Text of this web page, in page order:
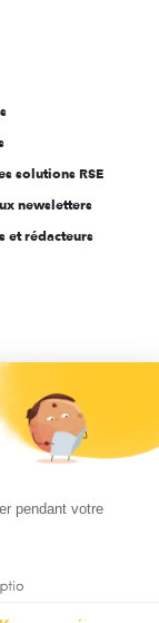
solutions RSE
newsletters
et rédacteurs
2026 Tout droits réservés
pendant votre